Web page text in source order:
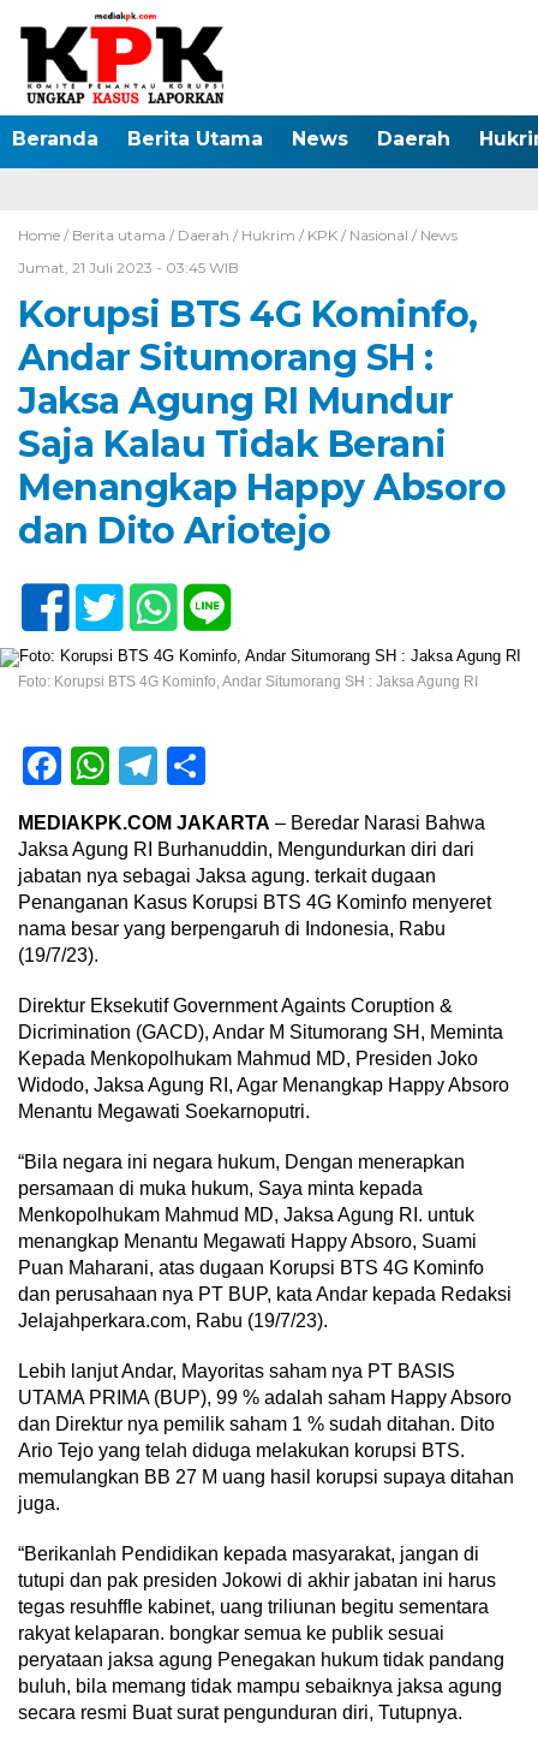
Beranda Berita Utama News Daerah
Home / Berita utama / Daerah / Hukrim / KPK / Nasional / News
Jumat, 21 Juli 2023 - 03:45 WIB
Korupsi BTS 4G Kominfo,
Andar Situmorang SH :
Jaksa Agung RI Mundur
Saja Kalau Tidak Berani
Menangkap Happy Absoro
dan Dito Ariotejo
Foto: Korupsi BTS 4G Kominfo, Andar Situmorang SH : Jaksa Agung RI
Facebook
WhatsApp
Telegram
MEDIAKPK.COM JAKARTA – Beredar Narasi Bahwa
Jaksa Agung RI Burhanuddin, Mengundurkan diri dari
jabatan nya sebagai Jaksa agung. terkait dugaan
Penanganan Kasus Korupsi BTS 4G Kominfo menyeret
nama besar yang berpengaruh di Indonesia, Rabu
(19/7/23).
Direktur Eksekutif Government Againts Coruption &
Dicrimination (GACD), Andar M Situmorang SH, Meminta
Kepada Menkopolhukam Mahmud MD, Presiden Joko
Widodo, Jaksa Agung RI, Agar Menangkap Happy Absoro
Menantu Megawati Soekarnoputri.
“Bila negara ini negara hukum, Dengan menerapkan
persamaan di muka hukum, Saya minta kepada
Menkopolhukam Mahmud MD, Jaksa Agung RI. untuk
menangkap Menantu Megawati Happy Absoro, Suami
Puan Maharani, atas dugaan Korupsi BTS 4G Kominfo
dan perusahaan nya PT BUP, kata Andar kepada Redaksi
Jelajahperkara.com, Rabu (19/7/23).
Lebih lanjut Andar, Mayoritas saham nya PT BASIS
UTAMA PRIMA (BUP), 99 % adalah saham Happy Absoro
dan Direktur nya pemilik saham 1 % sudah ditahan. Dito
Ario Tejo yang telah diduga melakukan korupsi BTS.
memulangkan BB 27 M uang hasil korupsi supaya ditahan
juga.
“Berikanlah Pendidikan kepada masyarakat, jangan di
tutupi dan pak presiden Jokowi di akhir jabatan ini harus
tegas resuhffle kabinet, uang triliunan begitu sementara
rakyat kelaparan. bongkar semua ke publik sesuai
peryataan jaksa agung Penegakan hukum tidak pandang
buluh, bila memang tidak mampu sebaiknya jaksa agung
secara resmi Buat surat pengunduran diri, Tutupnya.